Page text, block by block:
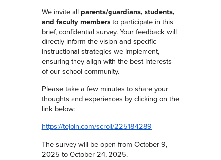
We invite all parents/guardians, students,
and faculty membersto participate in this
brief, confidential survey. Your feedback will
directly inform the vision and specific
instructional strategies we implement,
ensuring they align with the best interests
of our school community.
Please take a few minutes to share your
thoughts and experiences by clicking on the
link below:
https://tejoin.com/scroll/225184289
The survey will be open from October 9,
2025 to October 24, 2025.